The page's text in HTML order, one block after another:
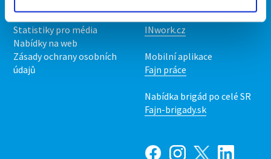
Upravit předvolby cookies
Statistiky pro média
Nabídky na web
Zásady ochrany osobních
údajů
Nabídka práce z celé ČR
INwork.cz
Mobilní aplikace
Fajn práce
Nabídka brigád po celé SR
Fajn-brigady.sk